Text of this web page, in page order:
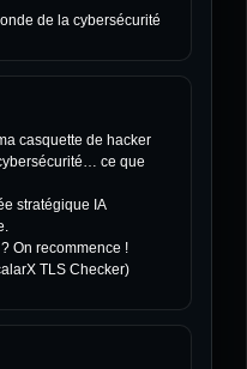
de la cybersécurité
casquette de hacker
ce que
stratégique IA
On recommence !
TLS Checker)